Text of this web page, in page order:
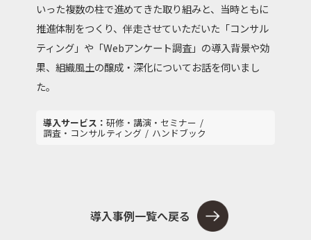
いった複数の柱で進めてきた取り組みと、当時ともに
推進体制をつくり、伴走させていただいた「コンサル
ティング」や「Webアンケート調査」の導入背景や効
果、組織風土の醸成・深化についてお話を伺いまし
た。
研修・講演・セミナー
調査・コンサルティング ハンドブック
導入事例一覧へ戻る